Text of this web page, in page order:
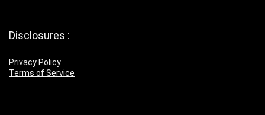
Disclosures :
Privacy Policy
Terms of Service